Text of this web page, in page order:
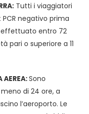
Tutti i viaggiatori
negativo prima
effettuato entro 72
pari o superiore a 11
AEREA:Sono
di 24 ore, a
l’aeroporto. Le